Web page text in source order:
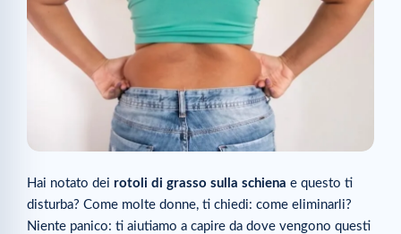
Hai notato dei rotoli di grasso sulla schiena e questo ti
disturba? Come molte donne, ti chiedi: come eliminarli?
Niente panico: ti aiutiamo a capire da dove vengono questi